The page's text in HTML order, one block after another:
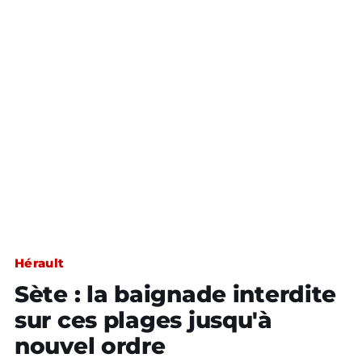
Hérault
Sète : la baignade interdite
sur ces plages jusqu'à
nouvel ordre